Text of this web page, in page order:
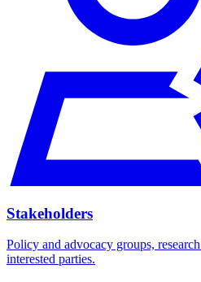
Stakeholders​​​​‌ ‍ ​‍​‍‌‍ ‌ ​‍‌‍‍‌‌‍‌ ‌‍‍‌‌‍ ‍​‍​‍​ ‍‍​‍​‍‌ ​ ‌‍​‌‌‍ ‍‌‍‍‌‌ ‌​‌ ‍‌​‍ ‍‌‍‍‌‌‍ ​‍​‍​‍ ​​‍​‍‌‍‍​‌ ​‍‌‍‌‌‌‍‌‍​‍​‍​ ‍‍​‍​‍‌‍‍​‌ ‌​‌ ‌​‌ ​​​ ‍‍​‍ ​‍ ‌‍ ​‌‍ ‌‍​ ‌‍​‌‌‍ ​‌‍‍​‌‍ ‌ ​ ‌ ‌​​ ‍‍​ ​ ​ ​ ​ ​ ​ ​ ​‍ ‌‍‍‌‌‍ ‍‌ ‌​‌‍‌‌‌‍ ‍‌ ‌​​‍ ‌‍‌‌‌‍‌​‌‍‍‌‌ ‌​​‍ ‌‍ ‌‌‍ ‌‍‌​‌‍‌‌​ ‌‌ ​​‌ ​‍‌‍‌‌‌ ​ ‌‍‌‌‌‍ ‍‌ ‌​‌‍​‌‌ ‌​‌‍‍‌‌‍ ‌‍ ‍​ ‍ ‌‍‍‌‌‍‌​​ ‌‌‍‌​​ ​‌‌‍​‍​ ‍​​ ‌​‌‍​‌​ ​​​ ‍​​‍ ‌​ ‌​​ ​ ​ ​‍​ ‌​​‍ ‌​ ‌​​ ‍​‌‍‌‍‌‍‌‍​‍ ‌‌‍​‌​ ‌​​ ​ ​ ‌‍​‍ ‌​ ‌​​ ​‍​ ‌ ​ ​​​ ‌‍‌‍​‍‌‍​‍​ ​‌​ ​ ‌‍‌​‌‍‌‍‌‍‌‌​ ‍ ‌ ‌​‌ ‍‌‌ ​​‌‍‌‌​ ‌‌‍​‌‌ ‌‌‌‍‌​‌‍‍‌‌‍‌‌‌‍ ‍‌‍​ ‌‍‌‌​ ‍ ‌ ​​‌‍​‌‌ ‌​‌‍‍​​ ‌‌ ‌​‌‍‍‌‌ ‌​‌‍ ​‌‍‌‌​ ‌‍​‍‌‍​‌‌ ​ ‌‍‌‌‌‌‌‌‌ ​‍‌‍ ​​ ‌‌‍‍​‌ ‌​‌ ‌​‌ ​​​‍‌‌​ ​ ‌​​‌​‍‌‌​ ​‍‌​‌‍​‍‌‌​ ​‍‌​‌‍‌‍ ​‌‍ ‌‍​ ‌‍​‌‌‍ ​‌‍‍​‌‍ ‌ ​ ‌ ‌​​‍‌‌​ ​ ‌​​‌​ ​ ​ ​ ​ ​ ​ ​ ​‍‌‍‌‍‍‌‌‍‌​​ ‌‌‍‌​​ ​‌‌‍​‍​ ‍​​ ‌​‌‍​‌​ ​​​ ‍​​‍ ‌​ ‌​​ ​ ​ ​‍​ ‌​​‍ ‌​ ‌​​ ‍​‌‍‌‍‌‍‌‍​‍ ‌‌‍​‌​ ‌​​ ​ ​ ‌‍​‍ ‌​ ‌​​ ​‍​ ‌ ​ ​​​ ‌‍‌‍​‍‌‍​‍​ ​‌​ ​ ‌‍‌​‌‍‌‍‌‍‌‌​‍‌‍‌ ‌​‌ ‍‌‌ ​​‌‍‌‌​ ‌‌‍​‌‌ ‌‌‌‍‌​‌‍‍‌‌‍‌‌‌‍ ‍‌‍​ ‌‍‌‌​‍‌‍‌ ​​‌‍​‌‌ ‌​‌‍‍​​ ‌‌ ‌​‌‍‍‌‌ ‌​‌‍ ​‌‍‌‌​‍‌‍‌ ​​‌‍‌‌‌ ​‍‌ ​ ‌ ​​‌‍‌‌‌‍​ ‌ ‌​‌‍‍‌‌ ‌‍‌‍‌‌​ ‌‌ ​​‌ ‌‌‌‍​‍‌‍ ​‌‍‍‌‌ ​ ‌‍‍​‌‍‌‌‌‍‌​​‍​‍‌ ‌
Policy and advocacy groups,
interested parties.​​​​‌ ‍ ​‍​‍‌‍ ‌ ​‍‌‍‍‌‌‍‌ ‌‍‍‌‌‍ ‍​‍​‍​ ‍‍​‍​‍‌ ​ ‌‍​‌‌‍ ‍‌‍‍‌‌ ‌​‌ ‍‌​‍ ‍‌‍‍‌‌‍ ​‍​‍​‍ ​​‍​‍‌‍‍​‌ ​‍‌‍‌‌‌‍‌‍​‍​‍​ ‍‍​‍​‍‌‍‍​‌ ‌​‌ ‌​‌ ​​​ ‍‍​‍ ​‍ ‌‍ ​‌‍ ‌‍​ ‌‍​‌‌‍ ​‌‍‍​‌‍ ‌ ​ ‌ ‌​​ ‍‍​ ​ ​ ​ ​ ​ ​ ​ ​‍ ‌‍‍‌‌‍ ‍‌ ‌​‌‍‌‌‌‍ ‍‌ ‌​​‍ ‌‍‌‌‌‍‌​‌‍‍‌‌ ‌​​‍ ‌‍ ‌‌‍ ‌‍‌​‌‍‌‌​ ‌‌ ​​‌ ​‍‌‍‌‌‌ ​ ‌‍‌‌‌‍ ‍‌ ‌​‌‍​‌‌ ‌​‌‍‍‌‌‍ ‌‍ ‍​ ‍ ‌‍‍‌‌‍‌​​ ‌‌‍‌​​ ​‌‌‍​‍​ ‍​​ ‌​‌‍​‌​ ​​​ ‍​​‍ ‌​ ‌​​ ​ ​ ​‍​ ‌​​‍ ‌​ ‌​​ ‍​‌‍‌‍‌‍‌‍​‍ ‌‌‍​‌​ ‌​​ ​ ​ ‌‍​‍ ‌​ ‌​​ ​‍​ ‌ ​ ​​​ ‌‍‌‍​‍‌‍​‍​ ​‌​ ​ ‌‍‌​‌‍‌‍‌‍‌‌​ ‍ ‌ ‌​‌ ‍‌‌ ​​‌‍‌‌​ ‌‌‍​‌‌ ‌‌‌‍‌​‌‍‍‌‌‍‌‌‌‍ ‍‌‍​ ‌‍‌‌​ ‍ ‌ ​​‌‍​‌‌ ‌​‌‍‍​​ ‌‌ ​ ‌‍‍​‌‍ ‌ ​‍‌ ‌​‌​‌​‌‍‌‌‌ ​ ‌‍​ ‌ ​‍‌‍‍‌‌ ​​‌ ‌​‌‍‍‌‌‍ ‌‍ ‍​ ‌‍​‍‌‍​‌‌ ​ ‌‍‌‌‌‌‌‌‌ ​‍‌‍ ​​ ‌‌‍‍​‌ ‌​‌ ‌​‌ ​​​‍‌‌​ ​ ‌​​‌​‍‌‌​ ​‍‌​‌‍​‍‌‌​ ​‍‌​‌‍‌‍ ​‌‍ ‌‍​ ‌‍​‌‌‍ ​‌‍‍​‌‍ ‌ ​ ‌ ‌​​‍‌‌​ ​ ‌​​‌​ ​ ​ ​ ​ ​ ​ ​ ​‍‌‍‌‍‍‌‌‍‌​​ ‌‌‍‌​​ ​‌‌‍​‍​ ‍​​ ‌​‌‍​‌​ ​​​ ‍​​‍ ‌​ ‌​​ ​ ​ ​‍​ ‌​​‍ ‌​ ‌​​ ‍​‌‍‌‍‌‍‌‍​‍ ‌‌‍​‌​ ‌​​ ​ ​ ‌‍​‍ ‌​ ‌​​ ​‍​ ‌ ​ ​​​ ‌‍‌‍​‍‌‍​‍​ ​‌​ ​ ‌‍‌​‌‍‌‍‌‍‌‌​‍‌‍‌ ‌​‌ ‍‌‌ ​​‌‍‌‌​ ‌‌‍​‌‌ ‌‌‌‍‌​‌‍‍‌‌‍‌‌‌‍ ‍‌‍​ ‌‍‌‌​‍‌‍‌ ​​‌‍​‌‌ ‌​‌‍‍​​ ‌‌ ​ ‌‍‍​‌‍ ‌ ​‍‌ ‌​‌​‌​‌‍‌‌‌ ​ ‌‍​ ‌ ​‍‌‍‍‌‌ ​​‌ ‌​‌‍‍‌‌‍ ‌‍ ‍​‍‌‍‌ ​​‌‍‌‌‌ ​‍‌ ​ ‌ ​​‌‍‌‌‌‍​ ‌ ‌​‌‍‍‌‌ ‌‍‌‍‌‌​ ‌‌ ​​‌ ‌‌‌‍​‍‌‍ ​‌‍‍‌‌ ​ ‌‍‍​‌‍‌‌‌‍‌​​‍​‍‌ ‌